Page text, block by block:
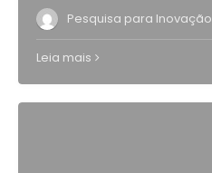
Pesquisa para Inovação
Leia mais